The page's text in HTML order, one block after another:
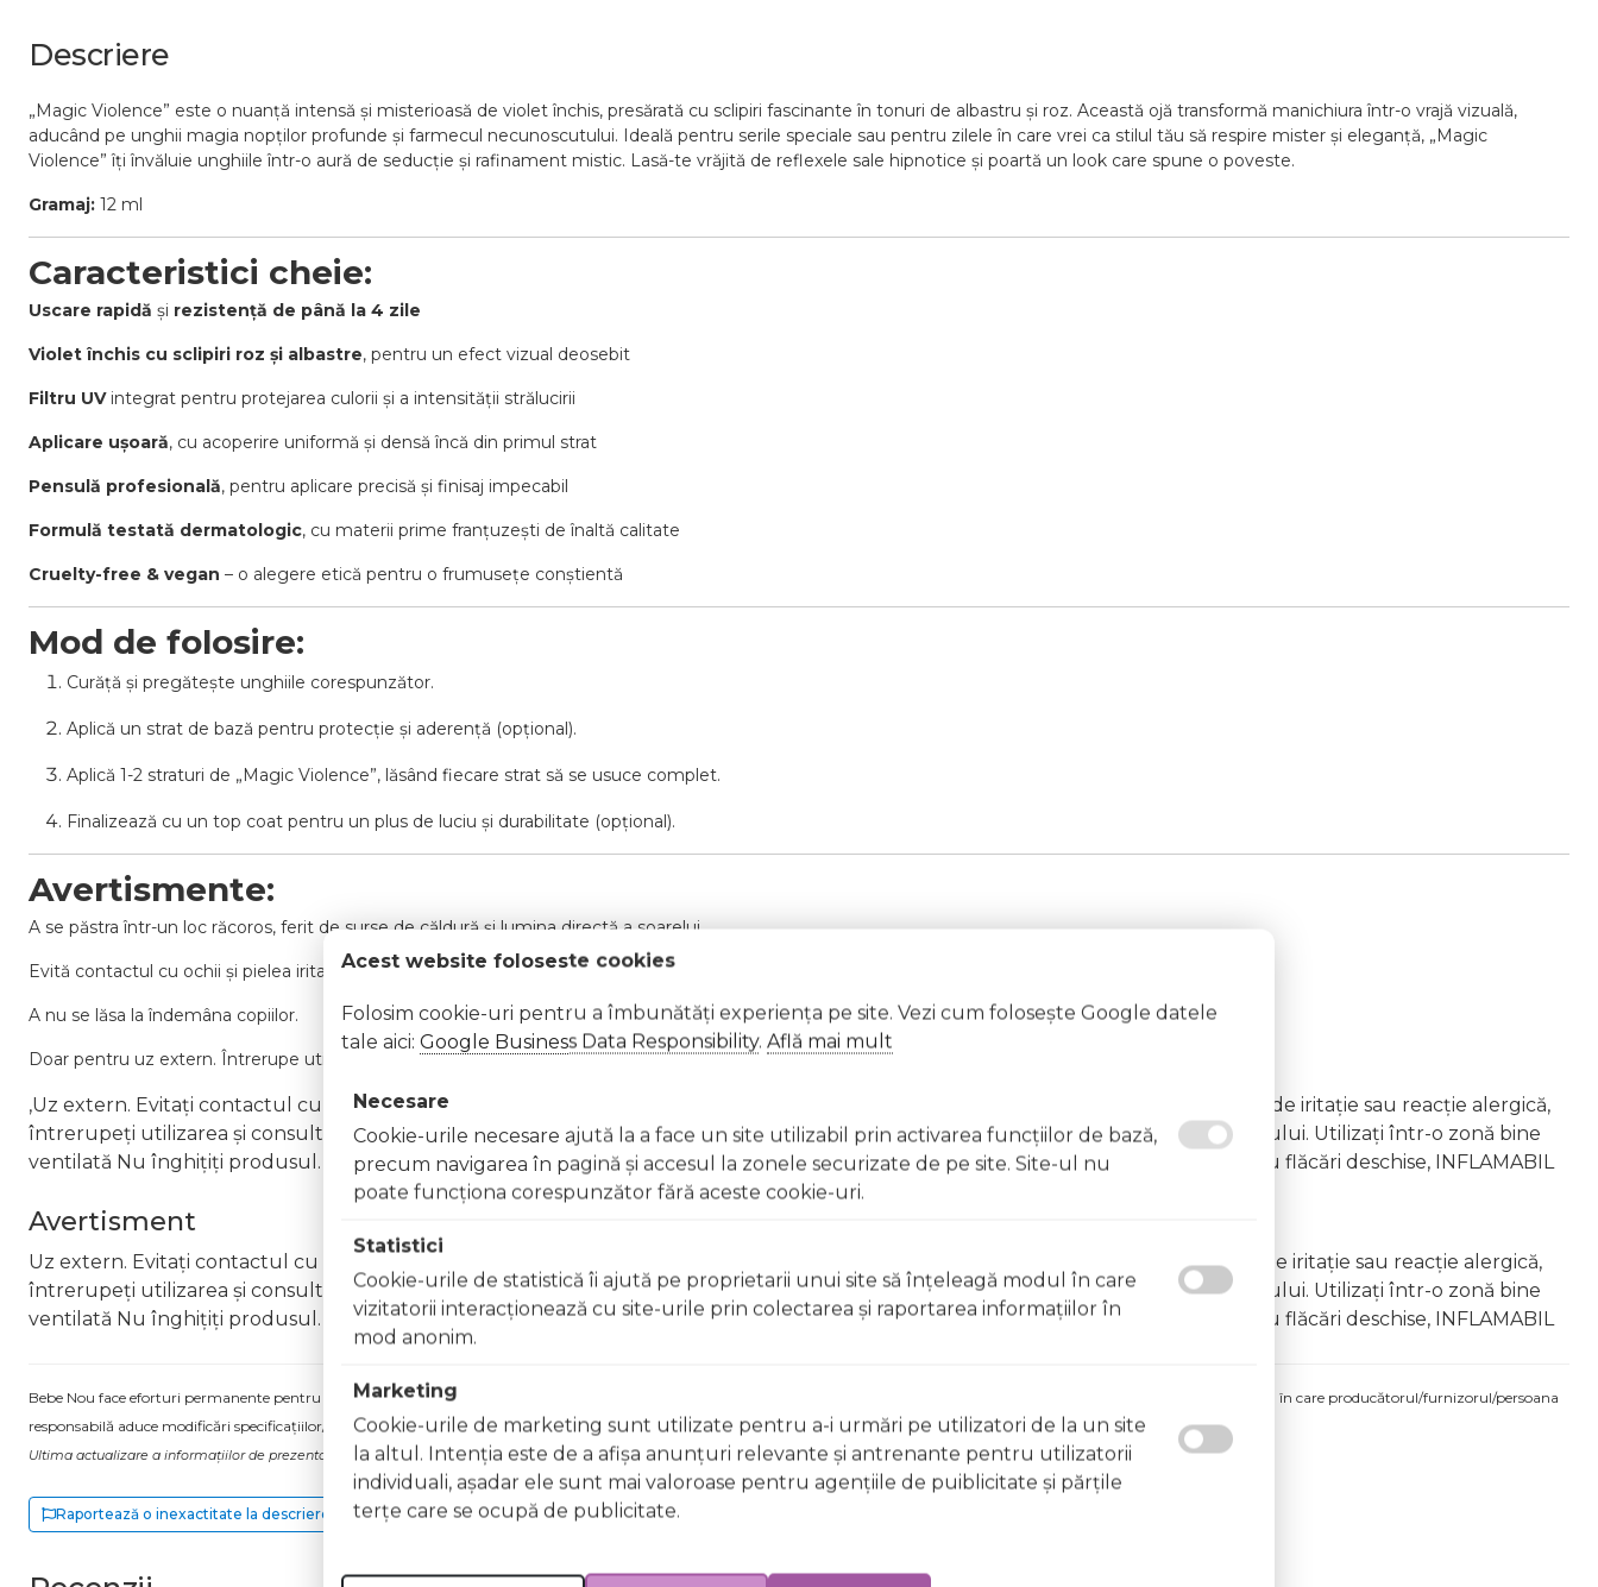
Descriere
„Magic Violence” este o nuanță intensă și misterioasă de violet închis, presărată cu sclipiri fascinante în tonuri de albastru și roz. Această ojă transformă manichiura într-o vrajă vizuală,
aducând pe unghii magia nopților profunde și farmecul necunoscutului. Ideală pentru serile speciale sau pentru zilele în care vrei ca stilul tău să respire mister și eleganță, „Magic
Violence” îți învăluie unghiile într-o aură de seducție și rafinament mistic. Lasă-te vrăjită de reflexele sale hipnotice și poartă un look care spune o poveste.
Gramaj: 12 ml
Caracteristici cheie:
Uscare rapidă și rezistență de până la 4 zile
Violet închis cu sclipiri roz și albastre, pentru un efect vizual deosebit
Filtru UVintegrat pentru protejarea culorii și a intensității strălucirii
Aplicare ușoară, cu acoperire uniformă și densă încă din primul strat
Pensulă profesională, pentru aplicare precisă și finisaj impecabil
Formulă testată dermatologic, cu materii prime franțuzești de înaltă calitate
Cruelty-free & vegan – o alegere etică pentru o frumusețe conștientă
Mod de folosire:
Curăță și pregătește unghiile corespunzător.
Aplică un strat de bază pentru protecție și aderență (opțional).
Aplică 1-2 straturi de „Magic Violence”, lăsând fiecare strat să se usuce complet.
Finalizează cu un top coat pentru un plus de luciu și durabilitate (opțional).
Avertismente:
A se păstra într-un loc răcoros, ferit de surse de căldură și lumina directă a soarelui.
Evită contactul cu ochii și pielea iritată.
A nu se lăsa la îndemâna copiilor.
Doar pentru uz extern. Întrerupe utilizarea în caz de iritații.
,Uz extern. Evitați contactul cu ochii. În caz de contact, clătiți imediat cu apă din abundență A nu se lăsa la îndemâna copiilor În caz de iritație sau reacție alergică,
întrerupeți utilizarea și consultați un specialist Nu aplicați lacul pe unghii deteriorate sau fragile Evitați inhalarea vapourilor produsului. Utilizați într-o zonă bine
ventilată Nu înghițiți produsul. În caz de ingerare accidentală, consultați imediat un medic Evitați expunerea la surse de căldură sau flăcări deschise, INFLAMABIL
Avertisment
Uz extern. Evitați contactul cu ochii. În caz de contact, clătiți imediat cu apă din abundențăA nu se lăsa la îndemâna copiilor În caz de iritație sau reacție alergică,
întrerupeți utilizarea și consultați un specialist Nu aplicați lacul pe unghii deteriorate sau fragile Evitați inhalarea vapourilor produsului. Utilizați într-o zonă bine
ventilată Nu înghițiți produsul. În caz de ingerare accidentală, consultați imediat un medic Evitați expunerea la surse de căldură sau flăcări deschise, INFLAMABIL
Bebe Nou face eforturi permanente pentru a păstra informațiile actualizate. Excepții pentru care informațiile prezentate pot fi diferite față de cele ale produsului comandat pot fi acelea în care producătorul/furnizorul/persoana
responsabilă aduce modificări specificațiilor/etichetei acestuia, fără a ne informa în prealabil. În cazul apariției unor diferențe, prevalează informația de pe etichetele produsului fizic.
Ultima actualizare a informațiilor de prezentare pentru Lac unghii Long Lasting 0137 Magic Violence Wild & Mild, 12ml a fost efectuată la data de 07.08.2026
Raportează o inexactitate la descriere
Acest website foloseste cookies
Folosim cookie-uri pentru a îmbunătăți experiența pe site. Vezi cum folosește Google datele
tale aici: Google Business Data Responsibility. Află mai mult
Necesare
Cookie-urile necesare ajută la a face un site utilizabil prin activarea funcţiilor de bază,
precum navigarea în pagină şi accesul la zonele securizate de pe site. Site-ul nu
poate funcţiona corespunzător fără aceste cookie-uri.
Statistici
Cookie-urile de statistică îi ajută pe proprietarii unui site să înţeleagă modul în care
vizitatorii interacţionează cu site-urile prin colectarea şi raportarea informaţiilor în
mod anonim.
Marketing
Cookie-urile de marketing sunt utilizate pentru a-i urmări pe utilizatori de la un site
la altul. Intenţia este de a afişa anunţuri relevante şi antrenante pentru utilizatorii
individuali, aşadar ele sunt mai valoroase pentru agenţiile de puiblicitate şi părţile
terţe care se ocupă de publicitate.